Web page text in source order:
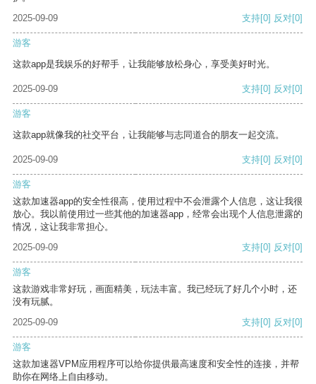
2025-09-09
支持[0] 反对[0]
游客
这款app是我娱乐的好帮手，让我能够放松身心，享受美好时光。
2025-09-09 支持[0] 反对[0]
游客
这款app就像我的社交平台，让我能够与志同道合的朋友一起交流。
2025-09-09 支持[0] 反对[0]
游客
这款加速器app的安全性很高，使用过程中不会泄露个人信息，这让我很
放心。我以前使用过一些其他的加速器app，经常会出现个人信息泄露的
情况，这让我非常担心。
2025-09-09
支持[0] 反对[0]
游客
这款游戏非常好玩，画面精美，玩法丰富。我已经玩了好几个小时，还
没有玩腻。
2025-09-09
支持[0] 反对[0]
游客
这款加速器VPM应用程序可以给你提供最高速度和安全性的连接，并帮
助你在网络上自由移动。